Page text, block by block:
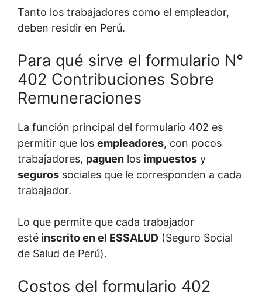
Tanto los trabajadores como el empleador,
deben residir en Perú.
Para qué sirve el formulario N°
402 Contribuciones Sobre
Remuneraciones
La función principal del formulario 402 es
permitir que los empleadores, con pocos
trabajadores, paguen los impuestos y
seguros sociales que le corresponden a cada
trabajador.
Lo que permite que cada trabajador
esté inscrito en el ESSALUD (Seguro Social
de Salud de Perú).
Costos del formulario 402